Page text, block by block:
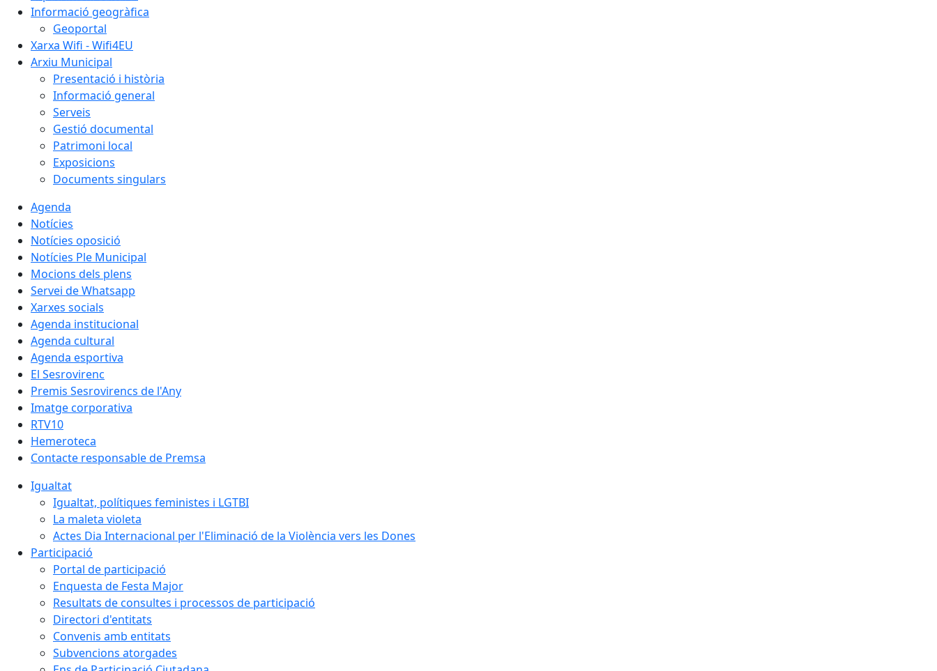
Informació geogràfica
Geoportal
Xarxa Wifi - Wifi4EU
Arxiu Municipal
Presentació i història
Informació general
Serveis
Gestió documental
Patrimoni local
Exposicions
Documents singulars
Agenda
Notícies
Notícies oposició
Notícies Ple Municipal
Mocions dels plens
Servei de Whatsapp
Xarxes socials
Agenda institucional
Agenda cultural
Agenda esportiva
El Sesrovirenc
Premis Sesrovirencs de l'Any
Imatge corporativa
RTV10
Hemeroteca
Contacte responsable de Premsa
Igualtat
Igualtat, polítiques feministes i LGTBI
La maleta violeta
Actes Dia Internacional per l'Eliminació de la Violència vers les Dones
Participació
Portal de participació
Enquesta de Festa Major
Resultats de consultes i processos de participació
Directori d'entitats
Convenis amb entitats
Subvencions atorgades